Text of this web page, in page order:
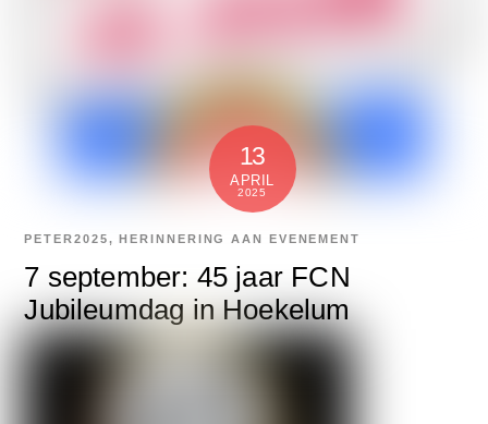
13
APRIL
2025
7 september: 45 jaar FCN
Jubileumdag in Hoekelum
PETER2025,HERINNERING AAN EVENEMENT